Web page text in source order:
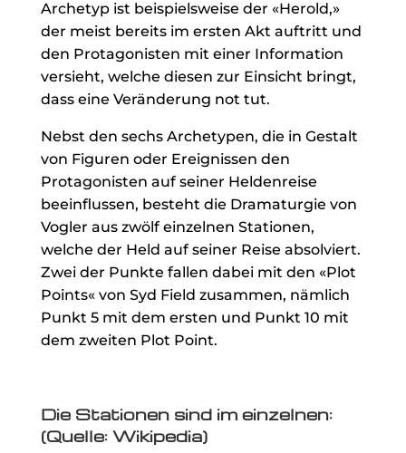
Archetyp ist beispielsweise der «Herold,»
der meist bereits im ersten Akt auftritt und
den Protagonisten mit einer Information
versieht, welche diesen zur Einsicht bringt,
dass eine Veränderung not tut.
Nebst den sechs Archetypen, die in Gestalt
von Figuren oder Ereignissen den
Protagonisten auf seiner Heldenreise
beeinflussen, besteht die Dramaturgie von
Vogler aus zwölf einzelnen Stationen,
welche der Held auf seiner Reise absolviert.
Zwei der Punkte fallen dabei mit den «Plot
Points« von Syd Field zusammen, nämlich
Punkt 5 mit dem ersten und Punkt 10 mit
dem zweiten Plot Point.
Die Stationen sind im einzelnen:
(Quelle: Wikipedia)